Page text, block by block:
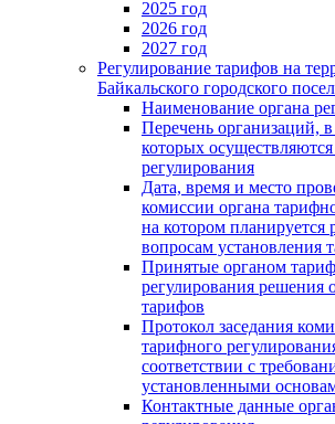
2025 год
2026 год
2027 год
Регулирование тарифов на
Байкальского городского
Наименование органа
Перечень организаций,
которых
регулирования
Дата, время и место
комиссии органа
на котором планируется
вопросам установления
Принятые органом
регулирования решения
тарифов
Протокол заседания
тарифного
соответствии с
установленными
Контактные данные